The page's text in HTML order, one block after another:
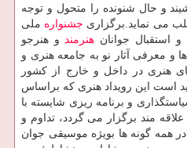
و حال شنونده را متحول و توجه
می نماید.برگزاری جشنواره ملی
استقبال جوانان هنرمند و هنرجو
و معرفی آثار نو به جامعه هنری و
هنری در داخل و خارج از كشور
است این رویداد هنری كه براساس
و برنامه ریزی شایسته با
مند برگزار می گردد، تداوم و
همه گونه ها بویژه موسیقی جوان